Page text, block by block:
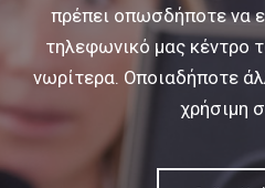
πρέπει οπωσδήποτε να
τηλεφωνικό μας κέντρο
νωρίτερα. Οποιαδήποτε
χρήσιμη